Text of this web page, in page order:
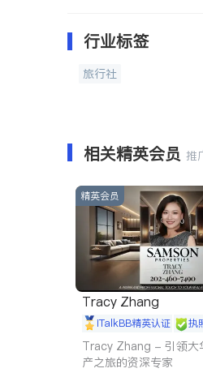
行业标签
旅行社
相关精英会员 推
精英会员
Tracy Zhang
iTalkBB精英认证 执
Tracy Zhang - 引领大
产之旅的资深专家